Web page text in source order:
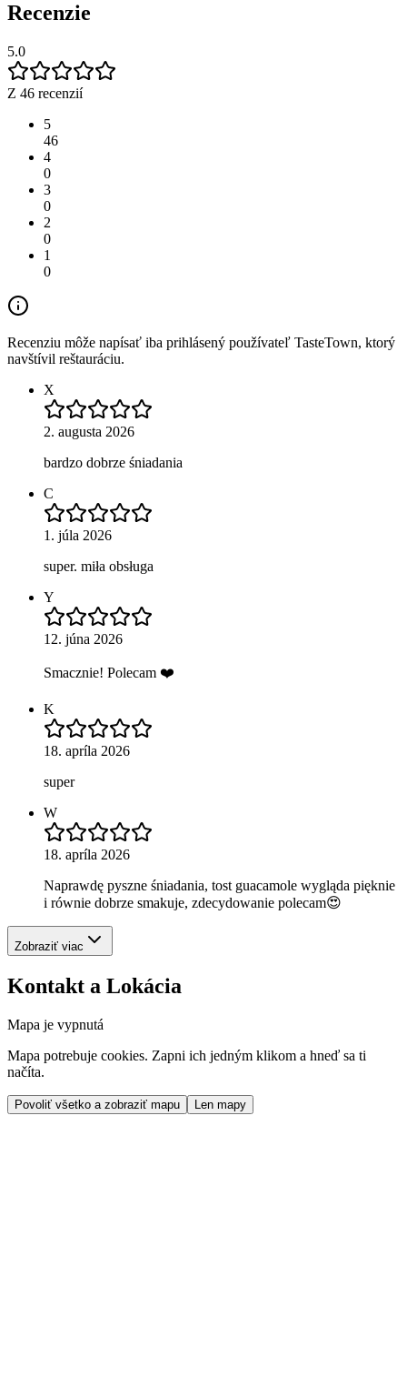
Recenzie
5.0
Z 46 recenzií
5
46
4
0
3
0
2
0
1
0
Recenziu môže napísať iba prihlásený používateľ TasteTown, ktorý
navštívil reštauráciu.
X
2. augusta 2026
bardzo dobrze śniadania
C
1. júla 2026
super. miła obsługa
Y
12. júna 2026
Smacznie! Polecam ❤️
K
18. apríla 2026
super
W
18. apríla 2026
Naprawdę pyszne śniadania, tost guacamole wygląda pięknie
i równie dobrze smakuje, zdecydowanie polecam😍
Zobraziť viac
Kontakt a Lokácia
Mapa je vypnutá
Mapa potrebuje cookies. Zapni ich jedným klikom a hneď sa ti
načíta.
Povoliť všetko a zobraziť mapu Len mapy